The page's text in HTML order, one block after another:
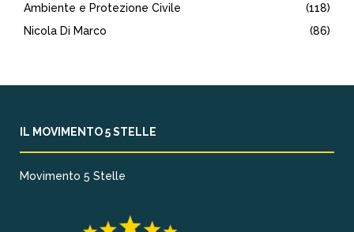
Ambiente e Protezione Civile
(118)
Nicola Di Marco
(86)
IL MOVIMENTO 5 STELLE
Movimento 5 Stelle